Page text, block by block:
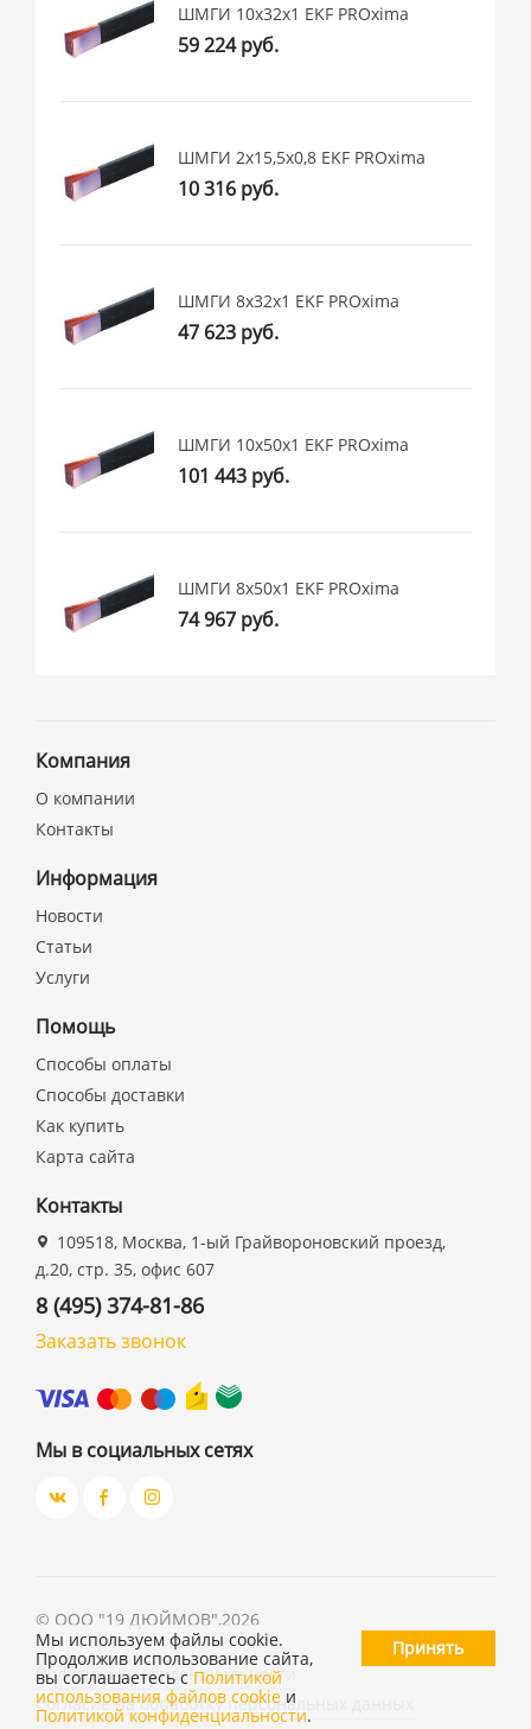
ШМГИ 10x32x1 EKF PROxima
59 224 руб.
ШМГИ 2x15,5x0,8 EKF PROxima
10 316 руб.
ШМГИ 8x32x1 EKF PROxima
47 623 руб.
ШМГИ 10x50x1 EKF PROxima
101 443 руб.
ШМГИ 8x50x1 EKF PROxima
74 967 руб.
Компания
О компании
Контакты
Информация
Новости
Статьи
Услуги
Помощь
Способы оплаты
Способы доставки
Как купить
Карта сайта
Контакты
109518, Москва, 1-ый Грайвороновский проезд,
д.20, стр. 35, офис 607
8 (495) 374-81-86
Заказать звонок
Мы в социальных сетях
© ООО "19 ДЮЙМОВ",2026
Политика конфиденциальности
Согласие на обработку персональных данных
Мы используем файлы cookie.
Продолжив использование сайта,
вы соглашаетесь с Политикой
использования файлов cookie и
Политикой конфиденциальности.
Принять